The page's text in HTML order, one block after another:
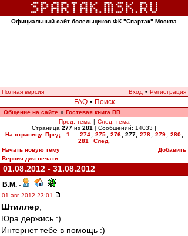
Официальный сайт болельщиков ФК "Спартак" Москва
Полная версия Вход • Регистрация
FAQ • Поиск
Общение на сайте » Гостевая книга ВВ
Пред. тема | След. тема
Страница 277 из 281 [ Сообщений: 14033 ]
На страницу Пред. 1 274 275 276 277 278 279 280
281
След.
Начать новую тему
Добавить
Версия для печати
01.08.2012 - 31.08.2012
В.М. -
01 авг 2012 23:01
Штиллер
Юра держись :)
Интернет тебе в помощь :)